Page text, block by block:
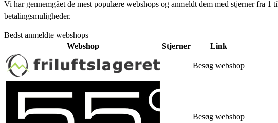
Vi har gennemgået de mest populære webshops og anmeldt dem med stjerner fra
betalingsmuligheder.
Bedst anmeldte webshops
Webshop
Stjerner Link
Besøg webshop
Besøg webshop